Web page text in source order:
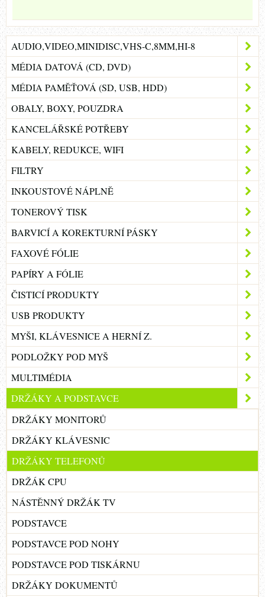
AUDIO,VIDEO,MINIDISC,VHS-C,8MM,HI-8
MÉDIA DATOVÁ (CD, DVD)
MÉDIA PAMĚŤOVÁ (SD, USB, HDD)
OBALY, BOXY, POUZDRA
KANCELÁŘSKÉ POTŘEBY
KABELY, REDUKCE, WIFI
FILTRY
INKOUSTOVÉ NÁPLNĚ
TONEROVÝ TISK
BARVICÍ A KOREKTURNÍ PÁSKY
FAXOVÉ FÓLIE
PAPÍRY A FÓLIE
ČISTICÍ PRODUKTY
USB PRODUKTY
MYŠI, KLÁVESNICE A HERNÍ Z.
PODLOŽKY POD MYŠ
MULTIMÉDIA
DRŽÁKY A PODSTAVCE
DRŽÁKY MONITORŮ
DRŽÁKY KLÁVESNIC
DRŽÁKY TELEFONŮ
DRŽÁK CPU
NÁSTĚNNÝ DRŽÁK TV
PODSTAVCE
PODSTAVCE POD NOHY
PODSTAVCE POD TISKÁRNU
DRŽÁKY DOKUMENTŮ